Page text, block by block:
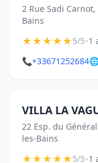
2 Rue Sadi
Bains
★★★★★5/5•1
📞+33671252684
VILLA LA
22 Esp. du
les-Bains
★★★★★5/5•1